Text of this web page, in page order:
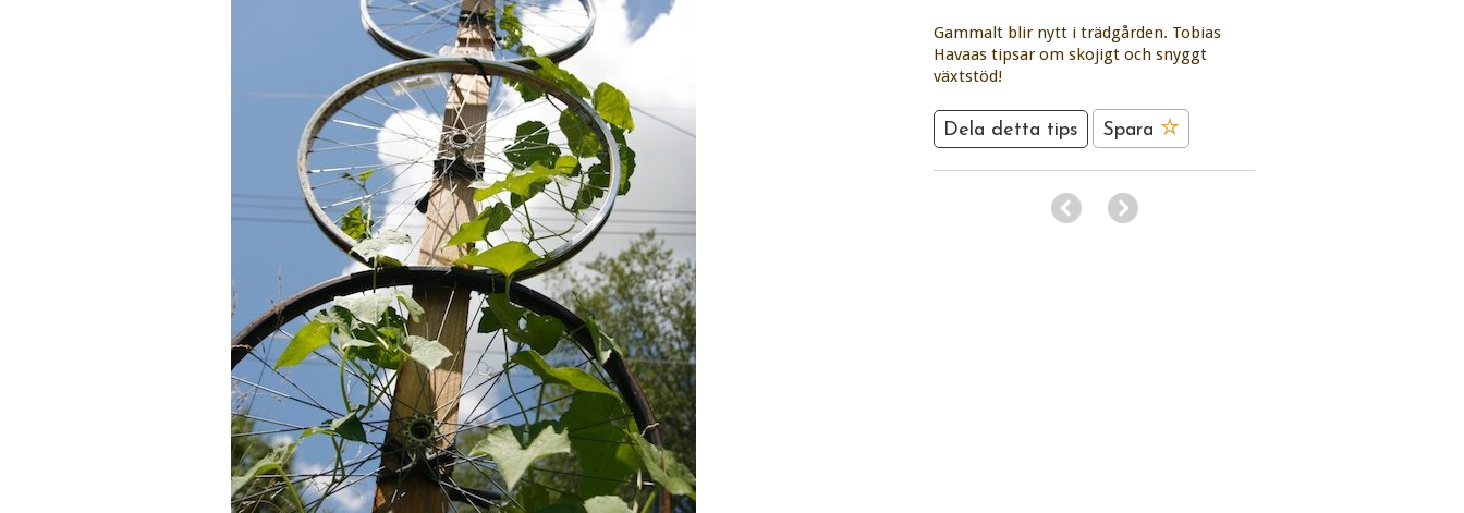
Gammalt blir nytt i trädgården. Tobias
Havaas tipsar om skojigt och snyggt
växtstöd!
Dela detta tips Spara